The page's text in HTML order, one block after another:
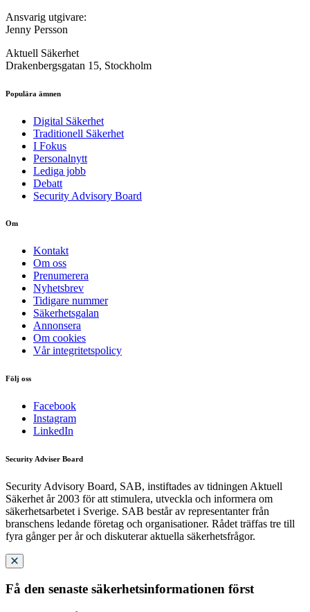
Ansvarig utgivare:
Jenny Persson
Aktuell Säkerhet
Drakenbergsgatan 15, Stockholm
Populära ämnen
Digital Säkerhet
Traditionell Säkerhet
I Fokus
Personalnytt
Lediga jobb
Debatt
Security Advisory Board
Om
Kontakt
Om oss
Prenumerera
Nyhetsbrev
Tidigare nummer
Säkerhetsgalan
Annonsera
Om cookies
Vår integritetspolicy
Följ oss
Facebook
Instagram
LinkedIn
Security Adviser Board
Security Advisory Board, SAB, instiftades av tidningen Aktuell
Säkerhet år 2003 för att stimulera, utveckla och informera om
säkerhetsarbetet i Sverige. SAB består av representanter från
branschens ledande företag och organisationer. Rådet träffas tre till
fyra gånger per år och diskuterar aktuella säkerhetsfrågor.
Få den senaste säkerhetsinformationen först